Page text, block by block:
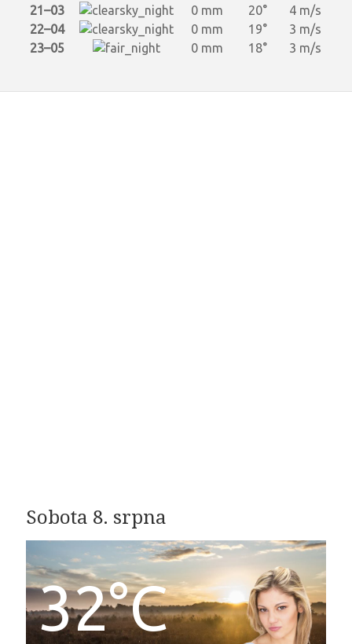
21–03
0 mm 20°
4 m/s
22–04
0 mm 19°
3 m/s
23–05
0 mm 18° 3 m/s
Sobota 8. srpna
32°C